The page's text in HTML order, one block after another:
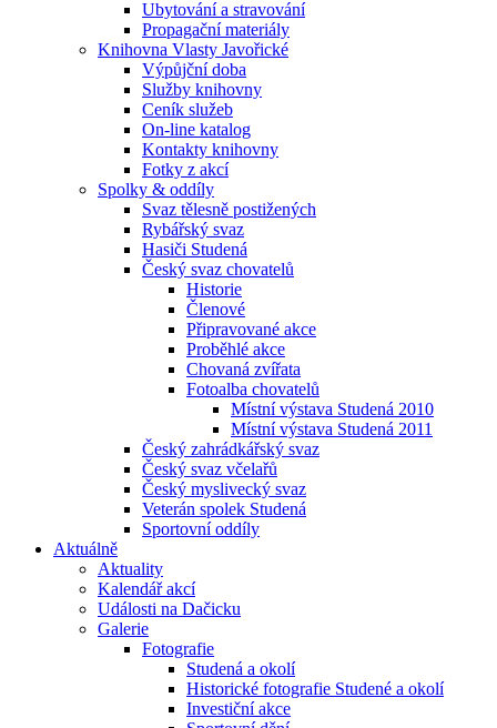
Ubytování a stravování
Propagační materiály
Knihovna Vlasty Javořické
Výpůjční doba
Služby knihovny
Ceník služeb
On-line katalog
Kontakty knihovny
Fotky z akcí
Spolky & oddíly
Svaz tělesně postižených
Rybářský svaz
Hasiči Studená
Český svaz chovatelů
Historie
Členové
Připravované akce
Proběhlé akce
Chovaná zvířata
Fotoalba chovatelů
Místní výstava Studená 2010
Místní výstava Studená 2011
Český zahrádkářský svaz
Český svaz včelařů
Český myslivecký svaz
Veterán spolek Studená
Sportovní oddíly
Aktuálně
Aktuality
Kalendář akcí
Události na Dačicku
Galerie
Fotografie
Studená a okolí
Historické fotografie Studené a okolí
Investiční akce